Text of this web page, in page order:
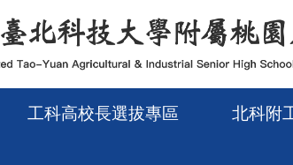
位置
工科高校長選拔專區 北科附